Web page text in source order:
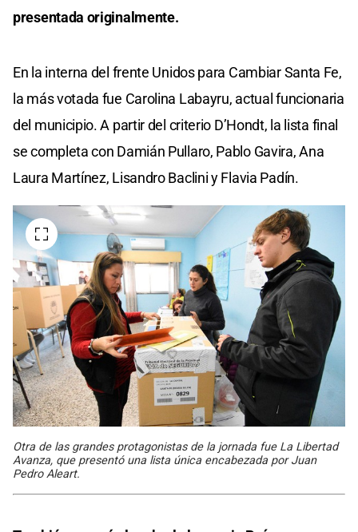
presentada originalmente.
En la interna del frente Unidos para Cambiar Santa Fe,
la más votada fue Carolina Labayru, actual funcionaria
del municipio. A partir del criterio D’Hondt, la lista final
se completa con Damián Pullaro, Pablo Gavira, Ana
Laura Martínez, Lisandro Baclini y Flavia Padín.
Otra de las grandes protagonistas de la jornada fue La Libertad
Avanza, que presentó una lista única encabezada por Juan
Pedro Aleart.